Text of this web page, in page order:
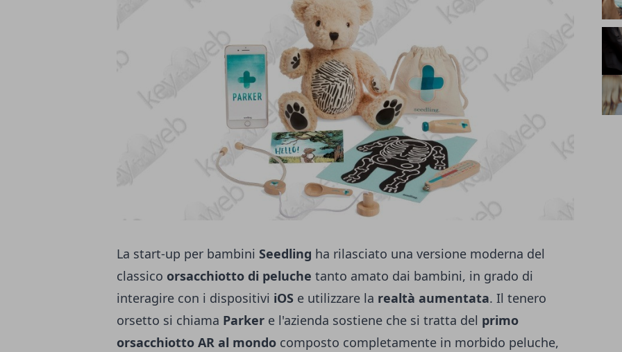
La start-up per bambini Seedling ha rilasciato una versione moderna del
classico orsacchiotto di peluche tanto amato dai bambini, in grado di
interagire con i dispositivi iOS e utilizzare la realtà aumentata. Il tenero
orsetto si chiama Parker e l'azienda sostiene che si tratta del primo
orsacchiotto AR al mondo composto completamente in morbido peluche,